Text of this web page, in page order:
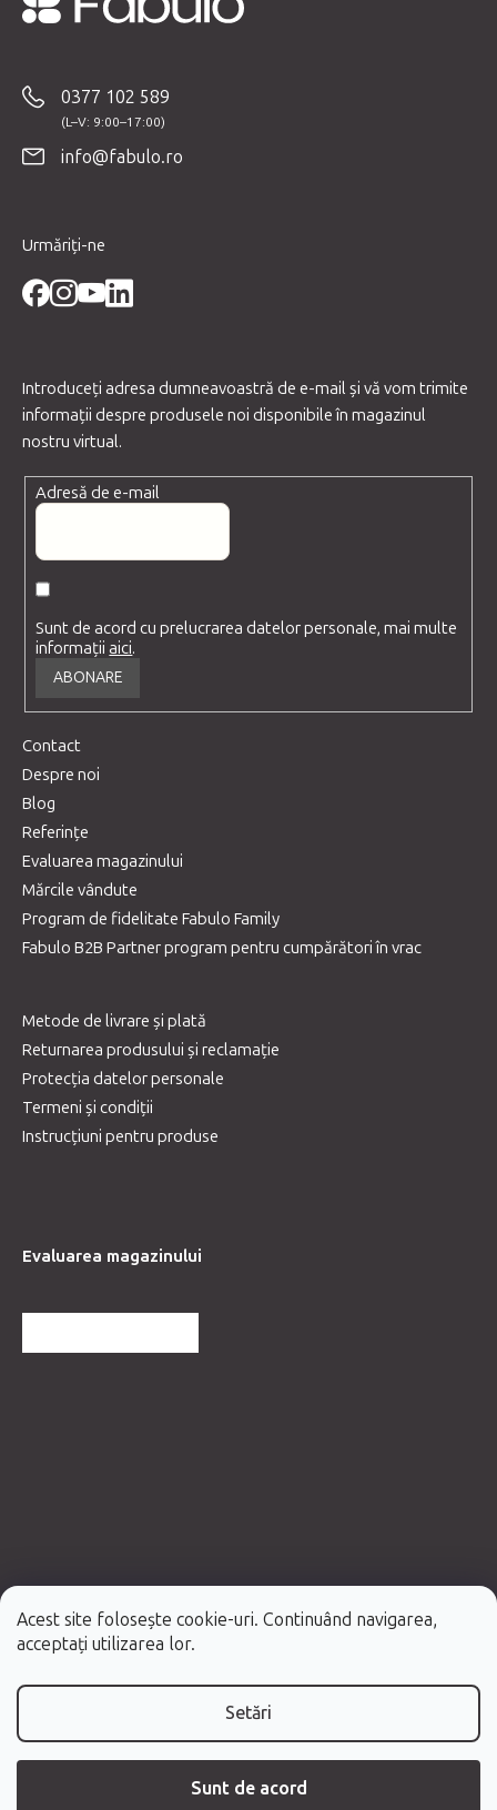
Acest site folosește cookie-uri. Continuând navigarea,
acceptați utilizarea lor.
Setări
Sunt de acord
0377 102 589
info@fabulo.ro
Urmăriți-ne
Introduceţi adresa dumneavoastră de e-mail şi vă vom trimite
informaţii despre produsele noi disponibile în magazinul
nostru virtual.
Adresă de e-mail
Sunt de acord cu prelucrarea datelor personale, mai multe
informațiiaici.
ABONARE
Contact
Despre noi
Blog
Referințe
Evaluarea magazinului
Mărcile vândute
Program de fidelitate Fabulo Family
Fabulo B2B Partner program pentru cumpărători în vrac
Metode de livrare și plată
Returnarea produsului și reclamație
Protecția datelor personale
Termeni și condiții
Instrucțiuni pentru produse
Evaluarea magazinului
Creat de Shoptet Premium